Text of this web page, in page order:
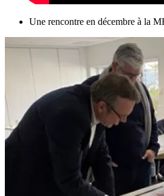
Une rencontre en décembre à la